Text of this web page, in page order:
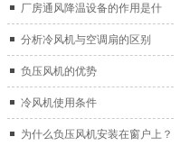
厂房通风降温设备的作用是什
么？
分析冷风机与空调扇的区别
负压风机的优势
冷风机使用条件
为什么负压风机安装在窗户上？